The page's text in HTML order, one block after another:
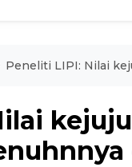
Peneliti LIPI: Nilai